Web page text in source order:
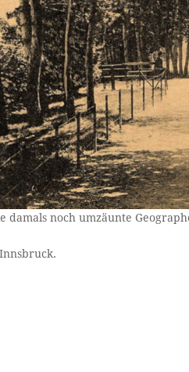
damals noch umzäunte